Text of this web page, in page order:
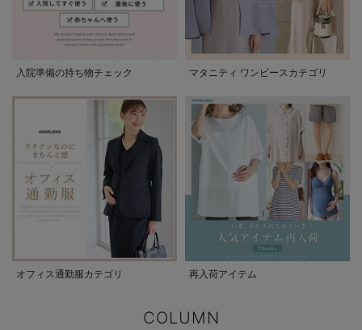
入院準備の持ち物チェック マタニティ ワンピースカテゴリ
オフィス通勤服カテゴリ 再入荷アイテム
COLUMN